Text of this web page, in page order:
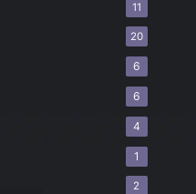
11
20
6
6
4
1
2